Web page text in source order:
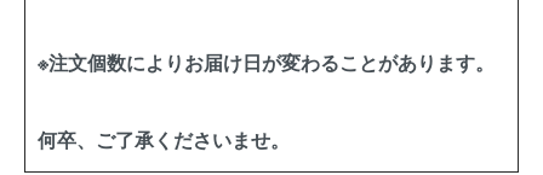
※注文個数によりお届け日が変わることがあります。
何卒、ご了承くださいませ。